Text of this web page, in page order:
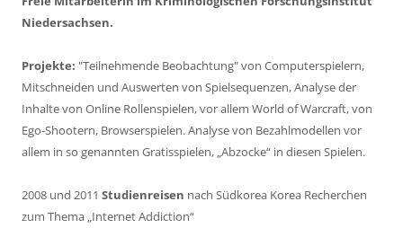
Niedersachsen.
Projekte: "Teilnehmende Beobachtung" von Computerspielern,
Mitschneiden und Auswerten von Spielsequenzen, Analyse der
Inhalte von Online Rollenspielen, vor allem World of Warcraft, von
Ego-Shootern, Browserspielen. Analyse von Bezahlmodellen vor
allem in so genannten Gratisspielen, „Abzocke“ in diesen Spielen.
2008 und 2011 Studienreisen nach Südkorea Korea Recherchen
zum Thema „Internet Addiction“